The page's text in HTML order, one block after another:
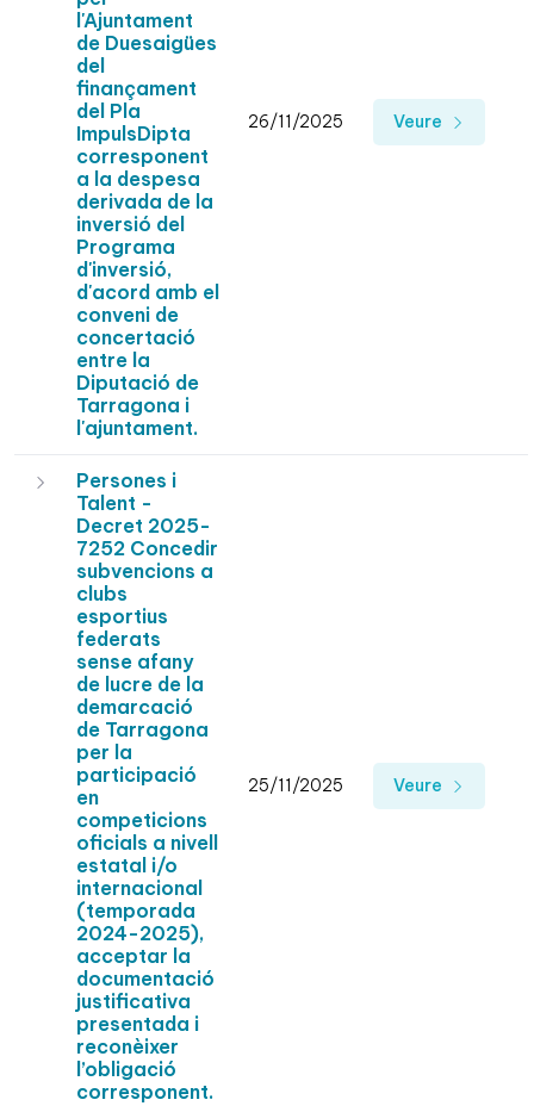
l'Ajuntament
de Duesaigües
del
finançament
del Pla
ImpulsDipta
corresponent
a la despesa
derivada de la
inversió del
Programa
d'inversió,
d'acord amb el
conveni de
concertació
entre la
Diputació de
Tarragona i
l'ajuntament.
26/11/2025 Veure
Persones i
Talent -
Decret 2025-
7252 Concedir
subvencions a
clubs
esportius
federats
sense afany
de lucre de la
demarcació
de Tarragona
per la
participació
en
competicions
oficials a nivell
estatal i/o
internacional
(temporada
2024-2025),
acceptar la
documentació
justificativa
presentada i
reconèixer
l’obligació
corresponent.
25/11/2025 Veure